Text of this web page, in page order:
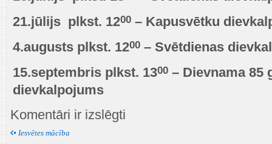
21.jūlijs plkst. 1200 – Kapusvētku
4.augusts plkst. 1200 – Svētdienas
15.septembris plkst. 1300 – Dievnama 85
dievkalpojums
Komentāri ir izslēgti
Iesvētes mācība